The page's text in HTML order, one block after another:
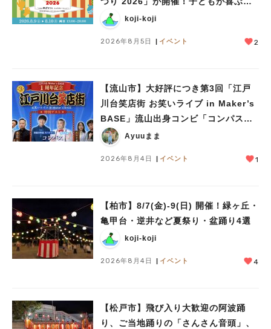
ークショップや限定ヒーローショーも
koji-koji
2026年8月5日 イベント 2
【流山市】大好評につき第3回「江戸
川台笑店街 お笑いライブ in Maker’s
BASE」流山出身コンビ「コンパス」
も登場！8/23（日）
Ayuuまま
2026年8月4日 イベント 1
【柏市】8/7(金)‐9(日) 開催！緑ヶ丘・
亀甲台・逆井など夏祭り・盆踊り4選
koji-koji
2026年8月4日 イベント 4
【松戸市】飛び入り大歓迎の阿波踊
り、ご当地踊りの「さんさん音頭」、
#イベント
#教えたい／教えて投稿記事
#教えたい/こんなの見つけた